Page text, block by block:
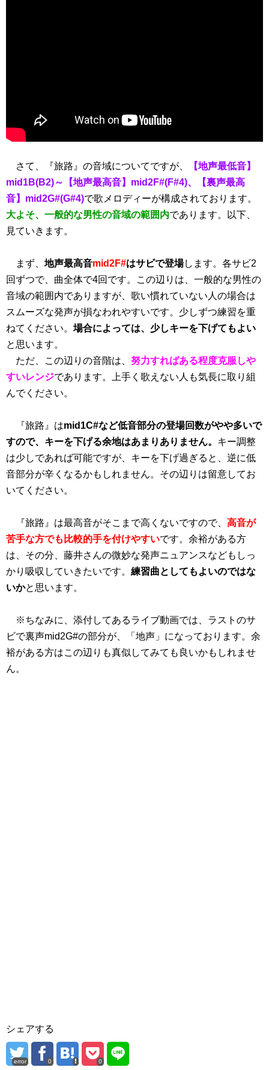
さて、『旅路』の音域についてですが、
【地声最低音】
mid1B(B2)～【地声最高音】mid2F#(F#4)、【裏声最高
音】mid2G#(G#4)で歌メロディーが構成されております。
大よそ、一般的な男性の音域の範囲内であります。以下、
見ていきます。
まず、 地声最高音mid2F#はサビで登場します。各サビ2
回ずつで、曲全体で4回です。この辺りは、一般的な男性の
音域の範囲内でありますが、歌い慣れていない人の場合は
スムーズな発声が損なわれやすいです。少しずつ練習を重
ねてください。 場合によっては、少しキーを下げてもよい
と思います。
ただ、この辺りの音階は、努力すればある程度克服しや
すいレンジであります。上手く歌えない人も気長に取り組
んでください。
『旅路』はmid1C#など低音部分の登場回数がやや多いで
すので、キーを下げる余地はあまりありません。 キー調整
は少しであれば可能ですが、キーを下げ過ぎると、逆に低
音部分が辛くなるかもしれません。その辺りは留意してお
いてください。
『旅路』は最高音がそこまで高くないですので、 高音が
苦手な方でも比較的手を付けやすいです。余裕がある方
は、その分、藤井さんの微妙な発声ニュアンスなどもしっ
かり吸収していきたいです。 練習曲としてもよいのではな
いかと思います。
※ちなみに、添付してあるライブ動画では、ラストのサ
ビで裏声mid2G#の部分が、「地声」になっております。余
裕がある方はこの辺りも真似してみても良いかもしれませ
ん。
シェアする
error 0 0